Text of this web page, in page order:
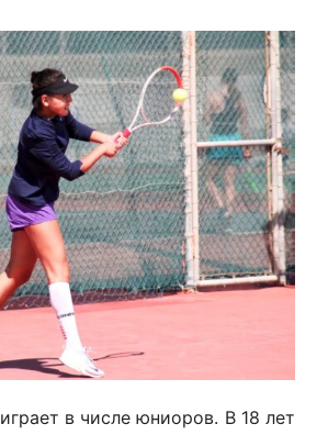
в числе юниоров. В 18 лет